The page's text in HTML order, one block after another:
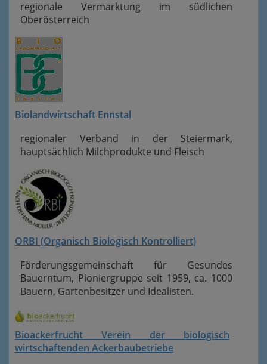
regionale Vermarktung im südlichen
Oberösterreich
Biolandwirtschaft Ennstal
regionaler Verband in der Steiermark,
hauptsächlich Milchprodukte und Fleisch
ORBI (Organisch Biologisch Kontrolliert)
Förderungsgemeinschaft für Gesundes
Bauerntum, Pioniergruppe seit 1959, ca. 1000
Bauern, Gartenbesitzer und Idealisten.
Bioackerfrucht Verein der biologisch
wirtschaftenden Ackerbaubetriebe